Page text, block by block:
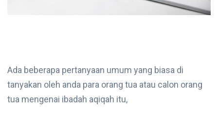
Ada beberapa pertanyaan umum yang biasa di
tanyakan oleh anda para orang tua atau calon orang
tua mengenai ibadah aqiqah itu,